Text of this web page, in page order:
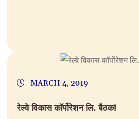
MARCH 4, 2019
रेल्वे विकास कॉर्पोरेशन लि. बैठक!